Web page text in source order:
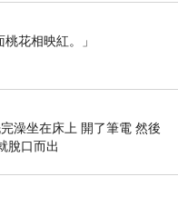
花相映紅。」
澡坐在床上 開了筆電 然後
脫口而出